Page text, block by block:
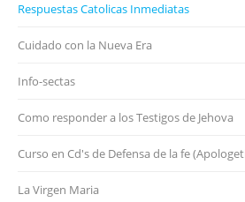
Respuestas Catolicas Inmediatas
Cuidado con la Nueva Era
Info-sectas
Como responder a los Testigos de Jehova
Curso en Cd's de Defensa de la fe
La Virgen Maria